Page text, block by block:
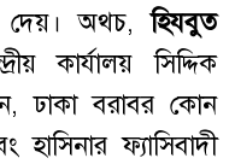
দেয়। অথচ,হিযবুত
কার্যালয় সিদ্দিক
ঢাকা বরাবর কোন
ফ্যাসিবাদী